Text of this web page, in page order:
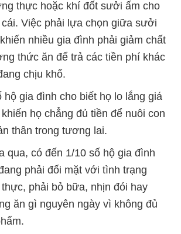
thực hoặc khí đốt sưởi ấm cho
Việc phải lựa chọn giữa sưởi
nhiều gia đình phải giảm chất
thức ăn để trả các tiền phí khác
chịu khổ.
hộ gia đình cho biết họ lo lắng giá
họ chẳng đủ tiền để nuôi con
thân trong tương lai.
qua, có đến 1/10 số hộ gia đình
phải đối mặt với tình trạng
phải bỏ bữa, nhịn đói hay
ăn gì nguyên ngày vì không đủ